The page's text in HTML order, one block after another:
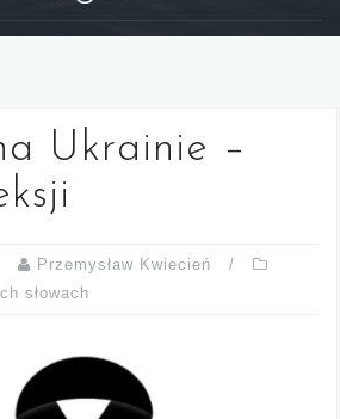
Ukrainie –
Przemysław Kwiecień
słowach